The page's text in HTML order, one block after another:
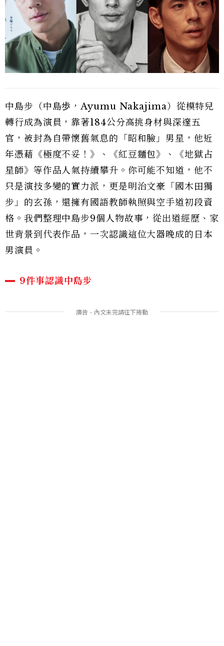
中島步（中島歩，Ayumu Nakajima）從模特兒
轉行成為演員，靠著184公分高挑身材與深邃五
官，被封為自帶懷舊氣息的「昭和臉」男星，他近
年憑藉《極度不妥！》、《紅豆麵包》、《地獄占
星師》等作品人氣持續攀升。你可能不知道，他不
只是演技多變的實力派，更是明治文豪「國木田獨
步」的玄孫，還擁有國語教師執照與空手道初段資
格。我們整理中島步9個人物故事，從出道經歷、家
世背景到代表作品，一次認識這位大器晚成的日本
男演員。
9件事認識中島步